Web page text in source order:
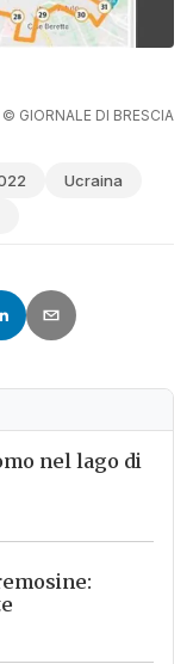
GIORNALE DI BRESCIA
Ucraina
nel lago di